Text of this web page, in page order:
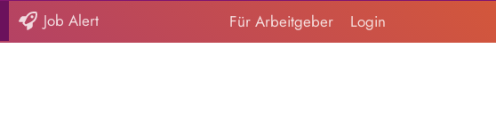
Job Alert Für Arbeitgeber Login